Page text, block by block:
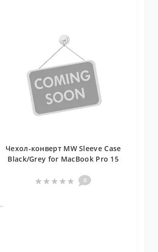
Чехол-конверт MW Sleeve Case
Black/Grey for MacBook Pro 15
0
..